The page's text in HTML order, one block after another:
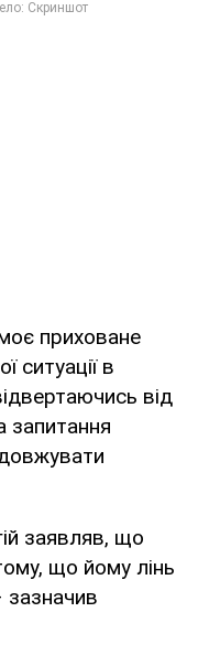
приховане
ситуації в
від
запитання
заявляв, що
що йому лінь